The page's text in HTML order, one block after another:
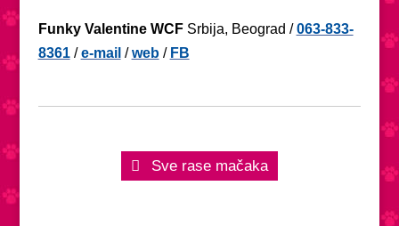
Funky Valentine WCFSrbija, Beograd /063-833-
8361/e-mail /web / FB
Sve rase mačaka